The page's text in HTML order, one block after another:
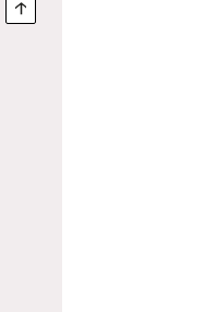
Nach oben springen